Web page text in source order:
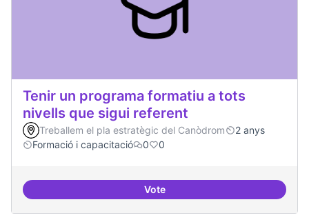
Tenir un programa formatiu a tots
nivells que sigui referent
Treballem el pla estratègic del Canòdrom
2 anys
Formació i capacitació
0 0
VoteTenir un programa formatiu a